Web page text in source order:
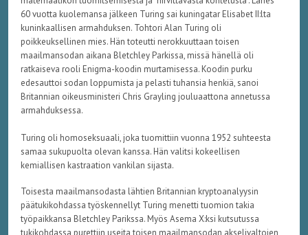
60 vuotta kuolemansa jälkeen Turing sai kuningatar Elisabet II:lta
kuninkaallisen armahduksen. Tohtori Alan Turing oli
poikkeuksellinen mies. Hän toteutti nerokkuuttaan toisen
maailmansodan aikana Bletchley Parkissa, missä hänellä oli
ratkaiseva rooli Enigma-koodin murtamisessa. Koodin purku
edesauttoi sodan loppumista ja pelasti tuhansia henkiä, sanoi
Britannian oikeusministeri Chris Grayling jouluaattona annetussa
armahduksessa.
Turing oli homoseksuaali, joka tuomittiin vuonna 1952 suhteesta
samaa sukupuolta olevan kanssa. Hän valitsi kokeellisen
kemiallisen kastraation vankilan sijasta.
Toisesta maailmansodasta lähtien Britannian kryptoanalyysin
päätukikohdassa työskennellyt Turing menetti tuomion takia
työpaikkansa Bletchley Parikssa. Myös Asema X:ksi kutsutussa